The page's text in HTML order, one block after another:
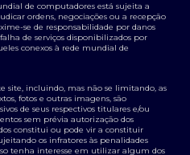
de Investimento
de computadores está sujeita a
ordens, negociações ou a recepção
se de responsabilidade por danos
de serviços disponibilizados por
conexos à rede mundial de
site, incluindo, mas não se limitando, as
fotos e outras imagens, são
de seus respectivos titulares e/ou
sem prévia autorização dos
constitui ou pode vir a constituir
os infratores às penalidades
tenha interesse em utilizar algum dos